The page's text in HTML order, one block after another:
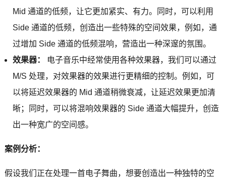
Mid 通道的低频，让它更加紧实、有力。同时，可以利用
Side 通道的低频，创造出一些特殊的空间效果，例如，通
过增加 Side 通道的低频混响，营造出一种深邃的氛围。
效果器：
电子音乐中经常使用各种效果器，我们可以通过
M/S 处理，对效果器的效果进行更精细的控制。例如，可
以将延迟效果器的 Mid 通道稍微衰减，让延迟效果更加清
晰；同时，可以将混响效果器的 Side 通道大幅提升，创造
出一种宽广的空间感。
案例分析：
假设我们正在处理一首电子舞曲，想要创造出一种独特的空